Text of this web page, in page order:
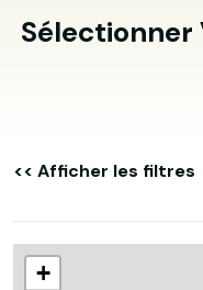
Sélectionner
<< Afficher les filtres
+